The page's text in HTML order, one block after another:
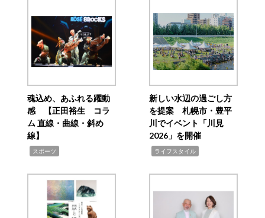
魂込め、あふれる躍動
感 【正田裕生 コラ
ム 直線・曲線・斜め
線】
スポーツ
新しい水辺の過ごし方
を提案 札幌市・豊平
川でイベント「川見
2026」を開催
ライフスタイル